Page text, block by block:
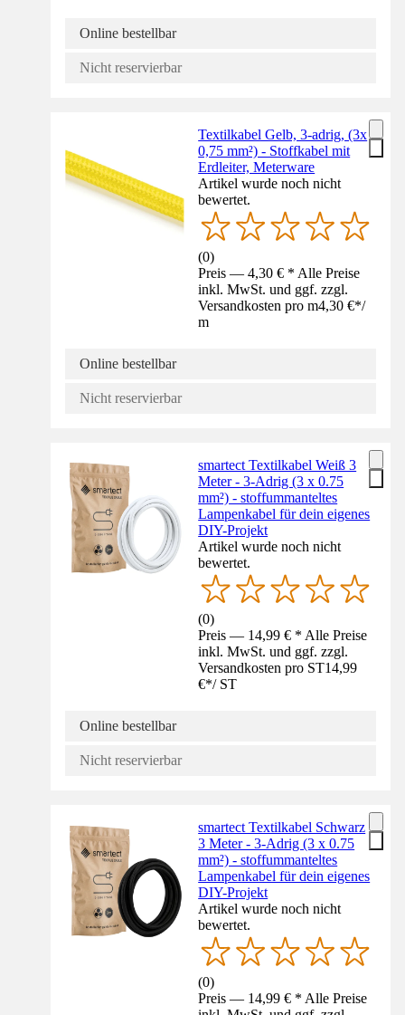
Online bestellbar
Nicht reservierbar
Textilkabel Gelb, 3-adrig, (3x
0,75 mm²) - Stoffkabel mit
Erdleiter, Meterware
Artikel wurde noch nicht
bewertet.
(0)
Preis — 4,30 € * Alle Preise
inkl. MwSt. und ggf. zzgl.
Versandkosten pro m4,30 €*/
m
Online bestellbar
Nicht reservierbar
smartect Textilkabel Weiß 3
Meter - 3-Adrig (3 x 0.75
mm²) - stoffummanteltes
Lampenkabel für dein eigenes
DIY-Projekt
Artikel wurde noch nicht
bewertet.
(0)
Preis — 14,99 € * Alle Preise
inkl. MwSt. und ggf. zzgl.
Versandkosten pro ST14,99
€*/ ST
Online bestellbar
Nicht reservierbar
smartect Textilkabel Schwarz
3 Meter - 3-Adrig (3 x 0.75
mm²) - stoffummanteltes
Lampenkabel für dein eigenes
DIY-Projekt
Artikel wurde noch nicht
bewertet.
(0)
Preis — 14,99 € * Alle Preise